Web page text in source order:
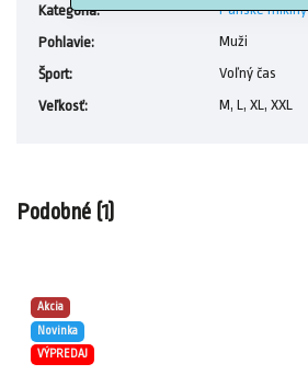
Kategória:
Pánske mikiny
Pohlavie:
Muži
Šport:
Voľný čas
Veľkosť: M, L, XL, XXL
Podobné (1)
Akcia
Novinka
VÝPREDAJ